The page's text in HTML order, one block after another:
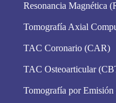
Resonancia Magnética
Tomografía Axial
TAC Coronario (CAR)
TAC Osteoarticular
Tomografía por